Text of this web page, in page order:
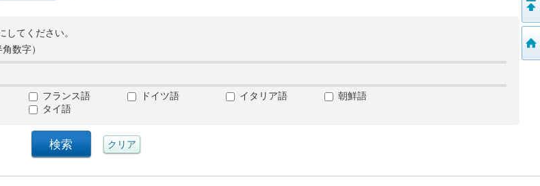
てください。
数字）
フランス語 ドイツ語 イタリア語
朝鮮語
タイ語